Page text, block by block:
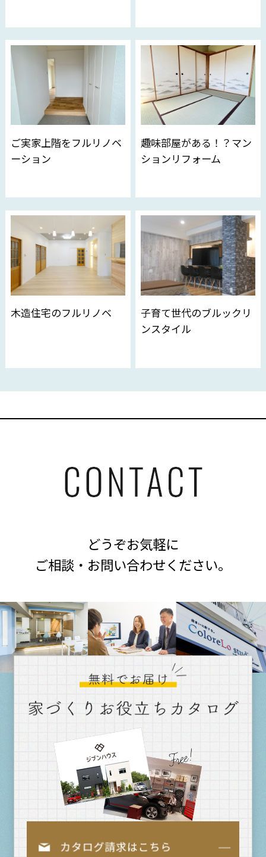
ご実家上階をフルリノベ
ーション
趣味部屋がある！？マン
ションリフォーム
木造住宅のフルリノベ
子育て世代のブルックリ
ンスタイル
どうぞお気軽に
ご相談・お問い合わせください。